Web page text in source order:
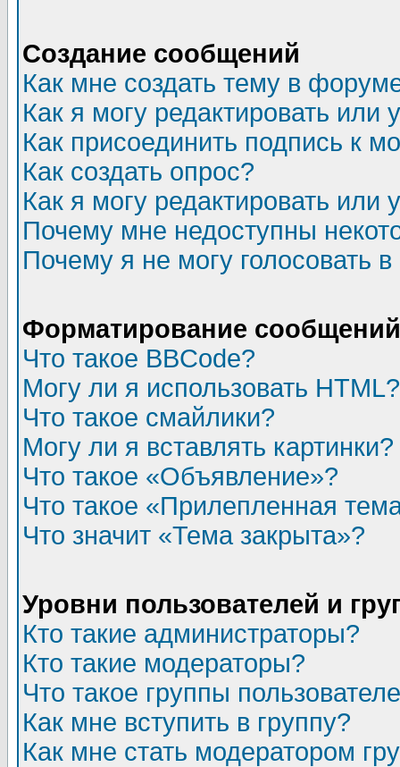
Создание сообщений
Как мне создать тему в
Как я могу редактировать или
Как присоединить подпись к
Как создать опрос?
Как я могу редактировать или
Почему мне недоступны
Почему я не могу голосовать
Форматирование
Что такое BBCode?
Могу ли я использовать HTML?
Что такое смайлики?
Могу ли я вставлять картинки?
Что такое «Объявление»?
Что такое «Прилепленная
Что значит «Тема закрыта»?
Уровни пользователей и
Кто такие администраторы?
Кто такие модераторы?
Что такое группы
Как мне вступить в группу?
Как мне стать модератором